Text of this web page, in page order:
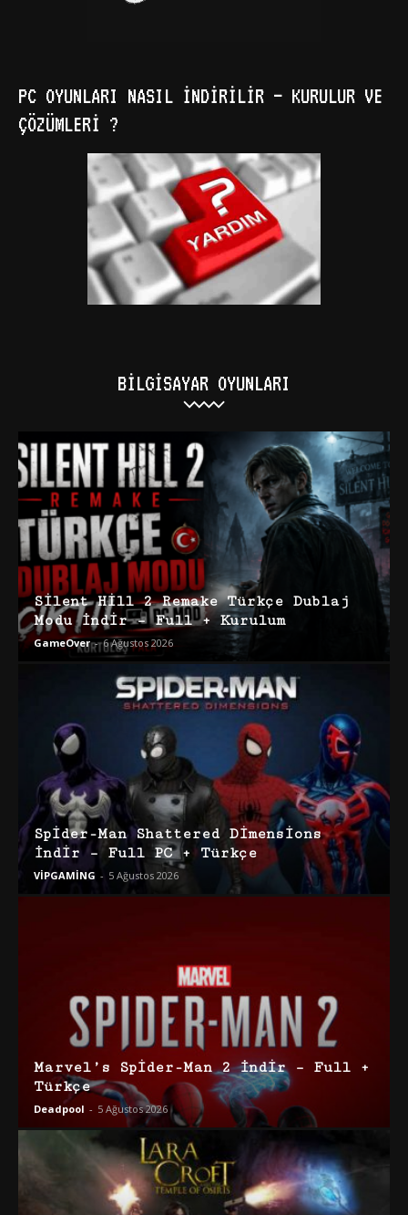
PC OYUNLARI NASIL İNDIRILIR – KURULUR VE
ÇÖZÜMLERI ?
BILGISAYAR OYUNLARI
Silent Hill 2 Remake Türkçe Dublaj
Modu İndir – Full + Kurulum
GameOver - 6 Ağustos 2026
Spider-Man Shattered Dimensions
İndir – Full PC + Türkçe
VİPGAMİNG - 5 Ağustos 2026
Marvel’s Spider-Man 2 İndir – Full +
Türkçe
Deadpool - 5 Ağustos 2026